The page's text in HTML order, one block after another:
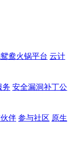
鸯火锅平台 云计
务 安全漏洞补丁公
伴 参与社区 原生